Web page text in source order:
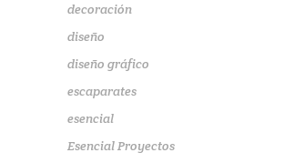
decoración
diseño
diseño gráfico
escaparates
esencial
Esencial Proyectos